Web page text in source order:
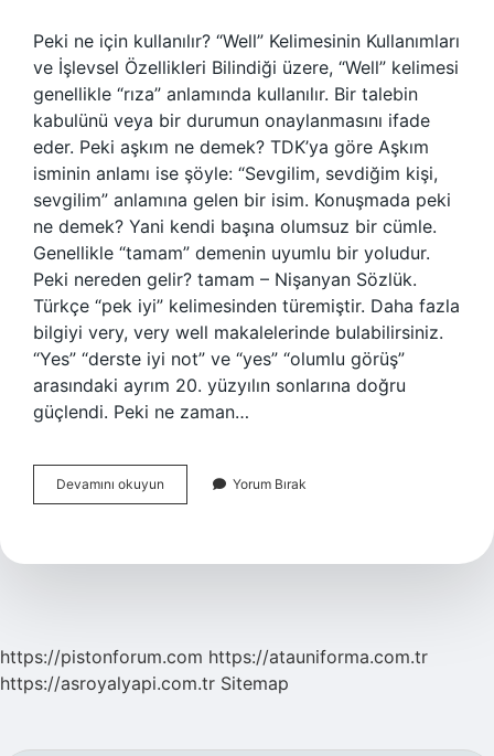
Peki ne için kullanılır? “Well” Kelimesinin Kullanımları
ve İşlevsel Özellikleri Bilindiği üzere, “Well” kelimesi
genellikle “rıza” anlamında kullanılır. Bir talebin
kabulünü veya bir durumun onaylanmasını ifade
eder. Peki aşkım ne demek? TDK’ya göre Aşkım
isminin anlamı ise şöyle: “Sevgilim, sevdiğim kişi,
sevgilim” anlamına gelen bir isim. Konuşmada peki
ne demek? Yani kendi başına olumsuz bir cümle.
Genellikle “tamam” demenin uyumlu bir yoludur.
Peki nereden gelir? tamam – Nişanyan Sözlük.
Türkçe “pek iyi” kelimesinden türemiştir. Daha fazla
bilgiyi very, very well makalelerinde bulabilirsiniz.
“Yes” “derste iyi not” ve “yes” “olumlu görüş”
arasındaki ayrım 20. yüzyılın sonlarına doğru
güçlendi. Peki ne zaman…
Devamını okuyun
Ne
Sözlük
Yorum Bırak
https://pistonforum.com https://atauniforma.com.tr
https://asroyalyapi.com.tr Sitemap